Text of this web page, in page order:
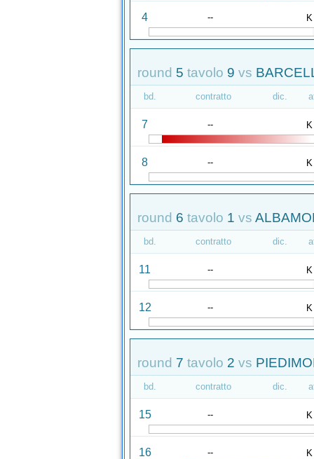
4 -- K
round 5 tavolo 9 vs
bd. contratto dic.
7 -- K
8 -- K
round 6 tavolo 1 vs
bd. contratto dic.
11 -- K
12 -- K
round 7 tavolo 2 vs
bd. contratto dic.
15 -- K
16 -- K